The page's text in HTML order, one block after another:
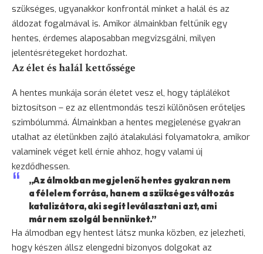
szükséges, ugyanakkor konfrontál minket a halál és az
áldozat fogalmával is. Amikor álmainkban feltűnik egy
hentes, érdemes alaposabban megvizsgálni, milyen
jelentésrétegeket hordozhat.
Az élet és halál kettőssége
A hentes munkája során életet vesz el, hogy táplálékot
biztosítson – ez az ellentmondás teszi különösen erőteljes
szimbólummá. Álmainkban a hentes megjelenése gyakran
utalhat az életünkben zajló átalakulási folyamatokra, amikor
valaminek véget kell érnie ahhoz, hogy valami új
kezdődhessen.
„Az álmokban megjelenő hentes gyakran nem
afélelemforrása, hanem a szükséges változás
katalizátora, aki segít leválasztani azt, ami
már nem szolgál bennünket.”
Ha álmodban egy hentest látsz munka közben, ez jelezheti,
hogy készen állsz elengedni bizonyos dolgokat az